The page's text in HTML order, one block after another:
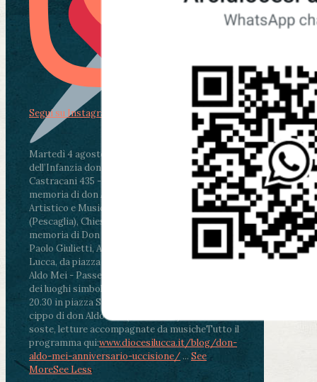
Martedì 4 agosto2026
ore 11:30 - Lucca, Scuola
dell’Infanzia don Aldo Mei - Viale Castruccio
Castracani 435 - Inaugurazione murales in
memoria di don Aldo Mei curato dal Liceo
Artistico e Musicale “Passaglia”
ore 18 - Fiano
(Pescaglia), Chiesa parrocchiale - Messa in
memoria di Don Aldo Mei celebrata da mons.
Paolo Giulietti, Arcivescovo di Lucca
ore 20.30 -
Lucca, da piazza San Michele al Cippo di don
Aldo Mei - Passeggiata della Memoria in alcuni
dei luoghi simbolo della città. Ritrovo alle ore
20.30 in piazza San Michele con conclusione al
cippo di don Aldo Mei (Porta Elisa). Durante le
soste, letture accompagnate da musicheTutto il
programma qui:www.diocesilucca.it/blog/don-
aldo-mei-anniversario-uccisione/ ... See
MoreSee Less
Segui su Instagram